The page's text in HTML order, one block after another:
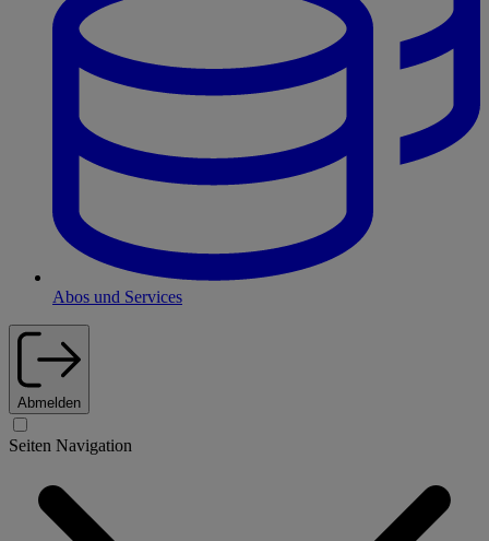
Abos und Services
Abmelden
Seiten Navigation